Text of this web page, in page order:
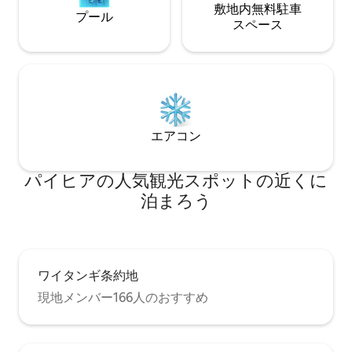
プール
敷地内無料駐⁠車
ス⁠ペ⁠ー⁠ス
エアコン
パイヒアの人気観光スポットの近くに
泊まろう
ワイタンギ条約地
現地メンバー166人のおすすめ